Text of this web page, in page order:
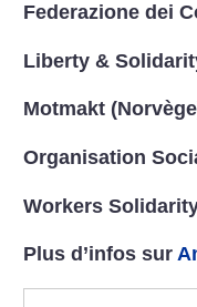
Federazione dei
Liberty &
Motmakt
Organisation
Workers
Plus d’infos sur